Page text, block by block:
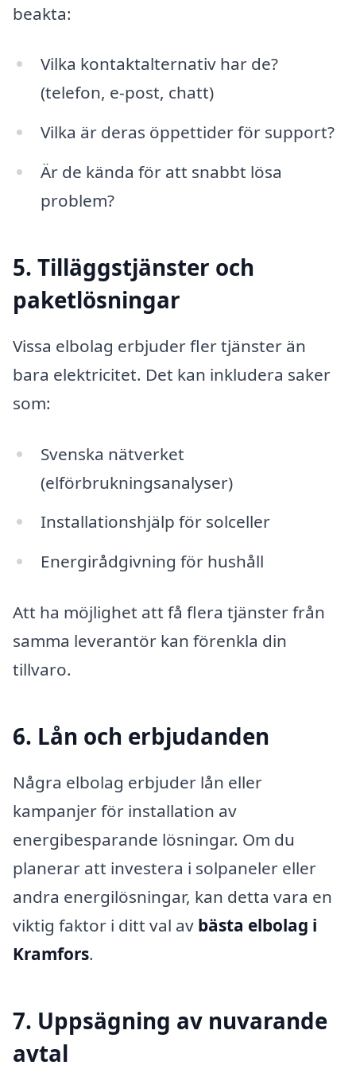
beakta:
Vilka kontaktalternativ har de?
(telefon, e-post, chatt)
Vilka är deras öppettider för support?
Är de kända för att snabbt lösa
problem?
5. Tilläggstjänster och
paketlösningar
Vissa elbolag erbjuder fler tjänster än
bara elektricitet. Det kan inkludera saker
som:
Svenska nätverket
(elförbrukningsanalyser)
Installationshjälp för solceller
Energirådgivning för hushåll
Att ha möjlighet att få flera tjänster från
samma leverantör kan förenkla din
tillvaro.
6. Lån och erbjudanden
Några elbolag erbjuder lån eller
kampanjer för installation av
energibesparande lösningar. Om du
planerar att investera i solpaneler eller
andra energilösningar, kan detta vara en
viktig faktor i ditt val av bästa elbolag i
Kramfors.
7. Uppsägning av nuvarande
avtal